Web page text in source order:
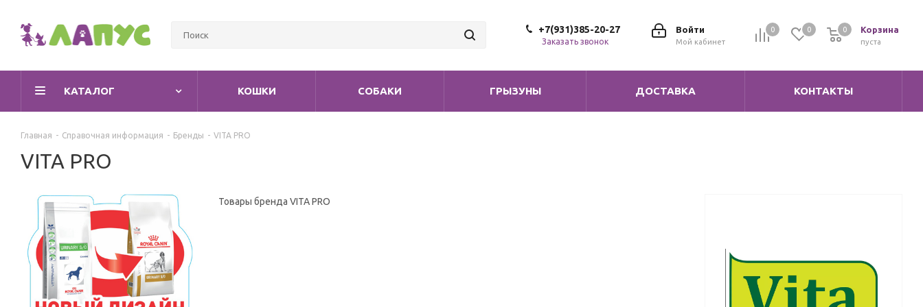
0 0 Корзина
0
пуста
0
Войти
Мой кабинет
+7(931)385-20-27
Заказать звонок
КАТАЛОГ КОШКИ СОБАКИ ГРЫЗУНЫ ДОСТАВКА КОНТАКТЫ
Главная - Справочная информация - Бренды - VITA PRO
VITA PRO
Товары бренда VITA PRO